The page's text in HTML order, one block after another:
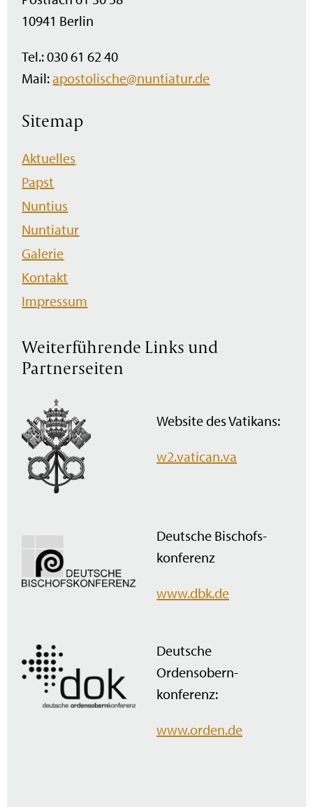
10941 Berlin
Tel.: 030 61 62 40
Mail:apostolische@nuntiatur.de
Sitemap
Navigation
überspringen
Aktuelles
Papst
Nuntius
Nuntiatur
Galerie
Kontakt
Impressum
Weiterführende Links und
Partnerseiten
Website des Vatikans:
w2.vatican.va
Deutsche Bischofs­
konferenz
www.dbk.de
Deutsche
Ordensobern­
konferenz:
www.orden.de